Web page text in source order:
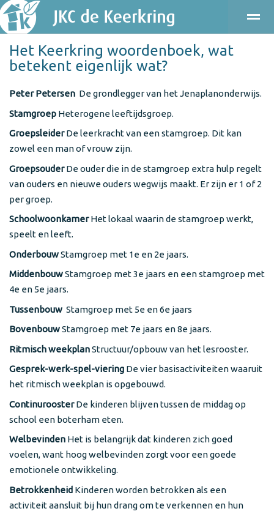
ONDERWIJS KINDEROPVANG KENNISMAKEN
Bellen E-mail Agenda Locatie
Het Keerkring woordenboek, wat
betekent eigenlijk wat?
Peter Petersen De grondlegger van het Jenaplanonderwijs.
Stamgroep Heterogene leeftijdsgroep.
GroepsleiderDe leerkracht van een stamgroep. Dit kan
zowel een man of vrouw zijn.
GroepsouderDe ouder die in de stamgroep extra hulp regelt
van ouders en nieuwe ouders wegwijs maakt. Er zijn er 1 of 2
per groep.
SchoolwoonkamerHet lokaal waarin de stamgroep werkt,
speelt en leeft.
OnderbouwStamgroep met 1e en 2e jaars.
MiddenbouwStamgroep met 3e jaars en een stamgroep met
4e en 5e jaars.
Tussenbouw Stamgroep met 5e en 6e jaars
BovenbouwStamgroep met 7e jaars en 8e jaars.
Ritmisch weekplanStructuur/opbouw van het lesrooster.
Gesprek-werk-spel-viering De vier basisactiviteiten waaruit
het ritmisch weekplan is opgebouwd.
ContinuroosterDe kinderen blijven tussen de middag op
school een boterham eten.
Welbevinden Het is belangrijk dat kinderen zich goed
voelen, want hoog welbevinden zorgt voor een goede
emotionele ontwikkeling.
Betrokkenheid Kinderen worden betrokken als een
activiteit aansluit bij hun drang om te verkennen en hun